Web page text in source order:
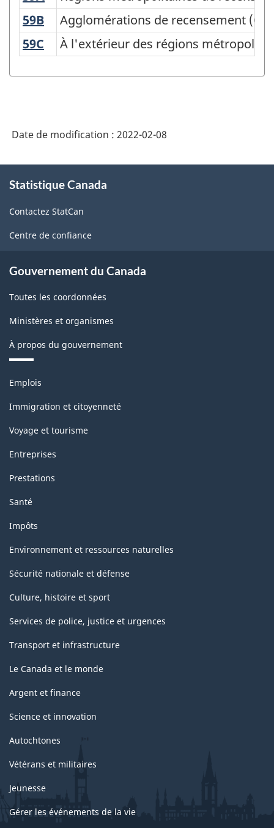
de
la
Classification
géographique
2021
pour
la
des
secteurs
selon
la
province
et
le
territoire
-
Structure
la
classification
59B Agglomérations de recensement
Agglomérations de recensement
59C À l'extérieur des régions
À l'extérieur des régions
Date de modification : 2022-02-08
propos
ce
site
Statistique Canada
Contactez StatCan
Centre de confiance
Gouvernement du Canada
Toutes les coordonnées
Ministères et organismes
À propos du gouvernement
Thèmes
sujets
Emplois
Immigration et citoyenneté
Voyage et tourisme
Entreprises
Prestations
Santé
Impôts
Environnement et ressources naturelles
Sécurité nationale et défense
Culture, histoire et sport
Services de police, justice et urgences
Transport et infrastructure
Le Canada et le monde
Argent et finance
Science et innovation
Autochtones
Vétérans et militaires
Jeunesse
Gérer les événements de la vie